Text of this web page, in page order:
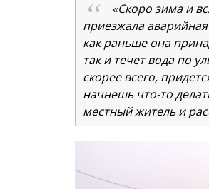
«Скоро зима и
приезжала
как раньше она
так и течет вода по
скорее всего,
начнешь что-то
местный житель и